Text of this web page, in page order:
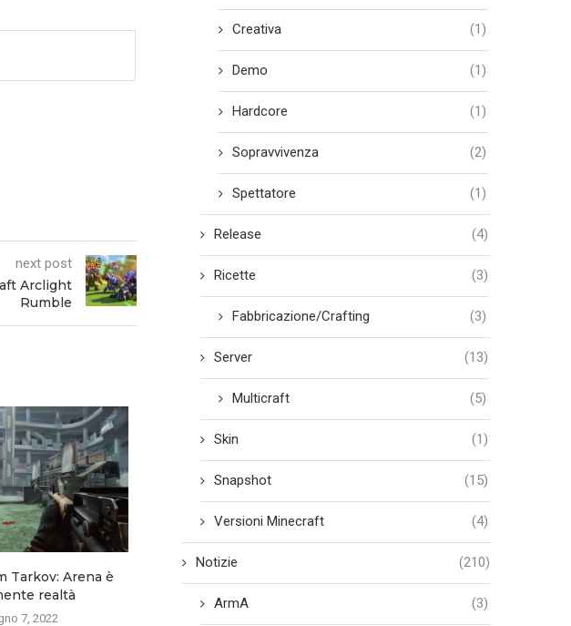
next post
Arclight
Rumble
Tarkov: Arena è
realtà
7, 2022
Giugno 7, 2022
Gengar in Venom
Creativa (1)
Demo (1)
Hardcore (1)
Sopravvivenza (2)
Spettatore (1)
Release (4)
Ricette (3)
Fabbricazione/Crafting (3)
Server (13)
Multicraft (5)
Skin (1)
Snapshot (15)
Versioni Minecraft (4)
Notizie (210)
ArmA (3)